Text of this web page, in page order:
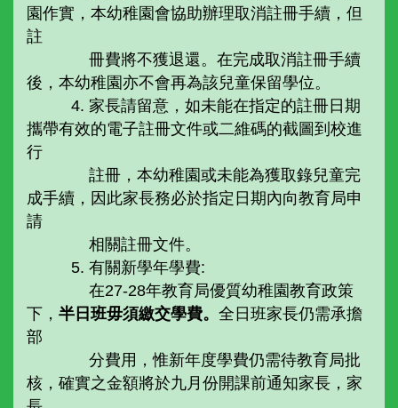
園作實，本幼稚園會協助辦理取消註冊手續，但
註
冊費將不獲退還。在完成取消註冊手續
後，本幼稚園亦不會再為該兒童保留學位。
4. 家長請留意，如未能在指定的註冊日期
攜帶有效的電子註冊文件或二維碼的截圖到校進
行
註冊，本幼稚園或未能為獲取錄兒童完
成手續，因此家長務必於指定日期內向教育局申
請
相關註冊文件。
5. 有關新學年學費:
在27-28年教育局優質幼稚園教育政策
下， 半日班毋須繳交學費。 全日班家長仍需承擔
部
分費用，惟新年度學費仍需待教育局批
核，確實之金額將於九月份開課前通知家長，家